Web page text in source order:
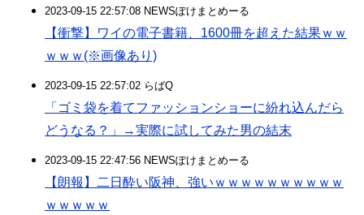
2023-09-15 22:57:08 NEWSぽけまとめーる
【衝撃】ワイの電子書籍、1600冊を超えた結果ｗｗ
ｗｗｗ(※画像あり)
2023-09-15 22:57:02 らばQ
「ゴミ袋を着てファッションショーに紛れ込んだら
どうなる？」→実際に試してみた男の結末
2023-09-15 22:47:56 NEWSぽけまとめーる
【朗報】二日酔い阪神、強いｗｗｗｗｗｗｗｗｗｗ
ｗｗｗｗｗ